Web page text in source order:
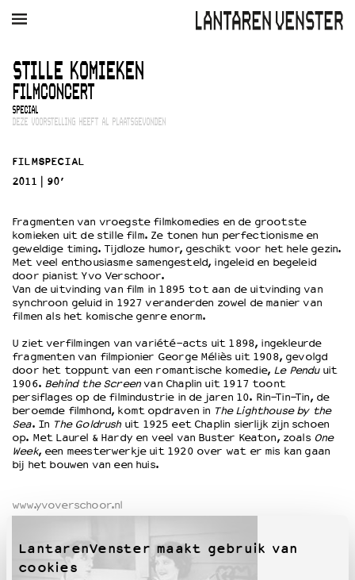
LantarenVenster maakt gebruik van
cookies
AGENDA FILM MUZIEK
Winkelmandje
Zoek
Openingstijden & contact
Bereikbaarheid
EDUCATIE
Schoolvoorstellingen
Filmprogramma’s Primair Onderwijs
Filmprogramma’s VO/MBO
Speciale educatieprogramma’s
OVER LANTARENVENSTER
Wat we doen
Werken bij
Wie is wie
Word vriend
Partners
Privacyverklaring
Integriteits- en gedragscode
STILLE KOMIEKEN
FILMCONCERT
SPECIAL
DEZE VOORSTELLING HEEFT AL PLAATSGEVONDEN
FILMSPECIAL
2011
90’
Fragmenten van vroegste filmkomedies en de grootste
komieken uit de stille film. Ze tonen hun perfectionisme en
geweldige timing. Tijdloze humor, geschikt voor het hele gezin.
Met veel enthousiasme samengesteld, ingeleid en begeleid
door pianist Yvo Verschoor.
Van de uitvinding van film in 1895 tot aan de uitvinding van
synchroon geluid in 1927 veranderden zowel de manier van
filmen als het komische genre enorm.
U ziet verfilmingen van variété-acts uit 1898, ingekleurde
fragmenten van filmpionier George Méliès uit 1908, gevolgd
door het toppunt van een romantische komedie, Le Penduuit
1906. Behind the Screenvan Chaplin uit 1917 toont
persiflages op de filmindustrie in de jaren 10. Rin-Tin-Tin, de
beroemde filmhond, komt opdraven in The Lighthouse by the
Sea. In The Goldrushuit 1925 eet Chaplin sierlijk zijn schoen
op. Met Laurel & Hardy en veel van Buster Keaton, zoals One
Week, een meesterwerkje uit 1920 over wat er mis kan gaan
bij het bouwen van een huis.
www.yvoverschoor.nl